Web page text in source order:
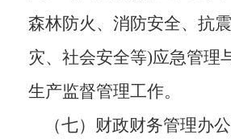
森林防火 、 消防安全、抗震
灾、社会安全等)应急管理
生产监督管理工作。
（七） 财政财务管理办